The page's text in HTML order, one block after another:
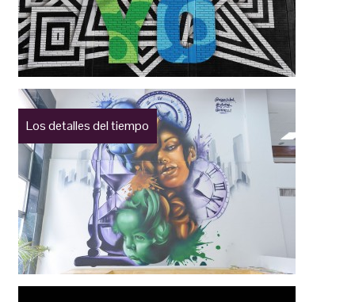
Los detalles del tiempo